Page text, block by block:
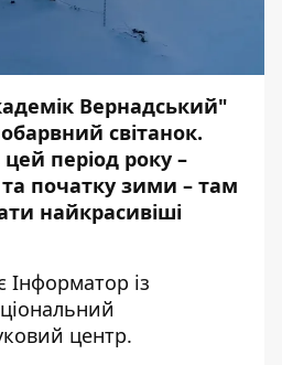
Вернадський"
світанок.
період року –
та початку зими – там
найкрасивіші
Інформатор із
центр.